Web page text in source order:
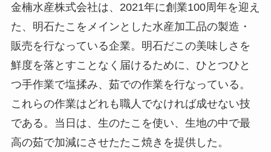
金楠水産株式会社は、2021年に創業100周年を迎え
た、明石たこをメインとした水産加工品の製造・
販売を行なっている企業。明石だこの美味しさを
鮮度を落とすことなく届けるために、ひとつひと
つ手作業で塩揉み、茹での作業を行なっている。
これらの作業はどれも職人でなければ成せない技
である。当日は、生のたこを使い、生地の中で最
高の茹で加減にさせたたこ焼きを提供した。